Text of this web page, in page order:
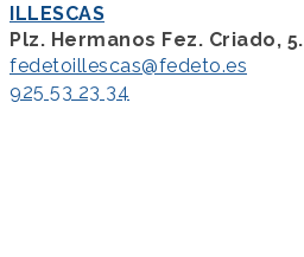
ILLESCAS
Plz. Hermanos Fez. Criado, 5.
fedetoillescas@fedeto.es
925 53 23 34